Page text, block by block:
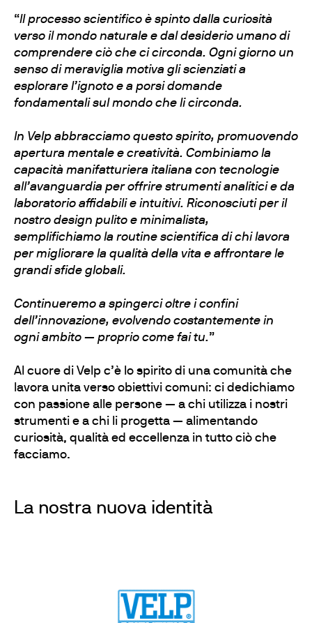
“Il processo scientifico è spinto dalla curiosità
verso il mondo naturale e dal desiderio umano di
comprendere ciò che ci circonda. Ogni giorno un
senso di meraviglia motiva gli scienziati a
esplorare l’ignoto e a porsi domande
fondamentali sul mondo che li circonda.
In Velp abbracciamo questo spirito, promuovendo
apertura mentale e creatività. Combiniamo la
capacità manifatturiera italiana con tecnologie
all’avanguardia per offrire strumenti analitici e da
laboratorio affidabili e intuitivi. Riconosciuti per il
nostro design pulito e minimalista,
semplifichiamo la routine scientifica di chi lavora
per migliorare la qualità della vita e affrontare le
grandi sfide globali.
Continueremo a spingerci oltre i confini
dell’innovazione, evolvendo costantemente in
ogni ambito — proprio come fai tu.”
Al cuore di Velp c’è lo spirito di una comunità che
lavora unita verso obiettivi comuni: ci dedichiamo
con passione alle persone — a chi utilizza i nostri
strumenti e a chi li progetta — alimentando
curiosità, qualità ed eccellenza in tutto ciò che
facciamo.
La nostra nuova identità